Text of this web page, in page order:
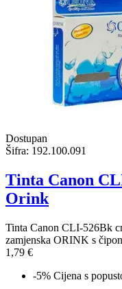
Dostupan
Šifra: 192.100.091
Tinta Canon
Orink
Tinta Canon CLI-526Bk
zamjenska ORINK s
1,79 €
-5% Cijena s